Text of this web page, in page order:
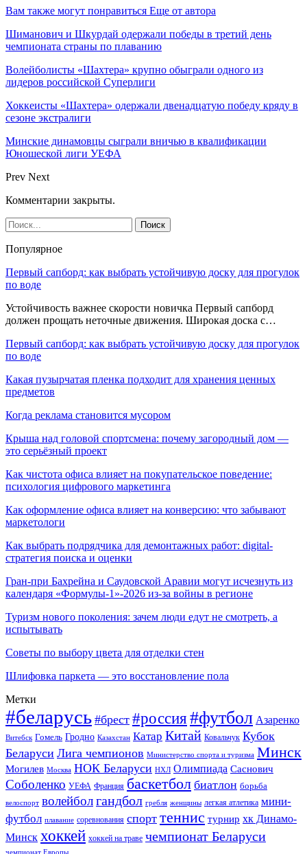
Вам также могут понравиться Еще от автора
Шиманович и Шкурдай одержали победы в третий день
чемпионата страны по плаванию
Волейболисты «Шахтера» крупно обыграли одного из
лидеров российской Суперлиги
Хоккеисты «Шахтера» одержали двенадцатую победу кряду в
сезоне экстралиги
Минские динамовцы сыграли вничью в квалификации
Юношеской лиги УЕФА
Prev Next
Комментарии закрыты.
Популярное
Первый сапборд: как выбрать устойчивую доску для прогулок
по воде
Устойчивость важнее скорости новичка Первый сапборд
должен прощать неточные движения. Широкая доска с…
Первый сапборд: как выбрать устойчивую доску для прогулок
по воде
Какая пузырчатая пленка подходит для хранения ценных
предметов
Когда реклама становится мусором
Крыша над головой спортсмена: почему загородный дом —
это серьёзный проект
Как чистота офиса влияет на покупательское поведение:
психология цифрового маркетинга
Как оформление офиса влияет на конверсию: что забывают
маркетологи
Как выбрать подрядчика для демонтажных работ: digital-
стратегия поиска и оценки
Гран-при Бахрейна и Саудовской Аравии могут исчезнуть из
календаря «Формулы-1»-2026 из-за войны в регионе
Туризм нового поколения: зачем люди едут не смотреть, а
испытывать
Советы по выбору цвета для отделки стен
Шлифовка паркета — это восстановление пола
Метки
#беларусь #брест #россия#футбол Азаренко
Витебск Гомель Гродно Казахстан Катар Китай Ковальчук Кубок
Беларуси Лига чемпионов Министерство спорта и туризма Минск
Могилев Москва НОК Беларуси НХЛ Олимпиада Саснович
Соболенко УЕФА Франция баскетбол биатлон борьба
велоспорт волейболгандбол гребля женщины легкая атлетика мини-
футбол плавание соревнования спорт теннис турнир хк Динамо-
Минск хоккей хоккей на траве чемпионат Беларуси
чемпионат Европы